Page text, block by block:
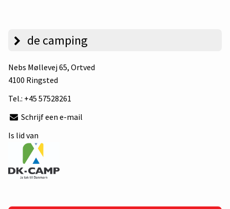
de camping
Nebs Møllevej 65, Ortved
4100 Ringsted
Tel.: +45 57528261
Schrijf een e-mail
Is lid van